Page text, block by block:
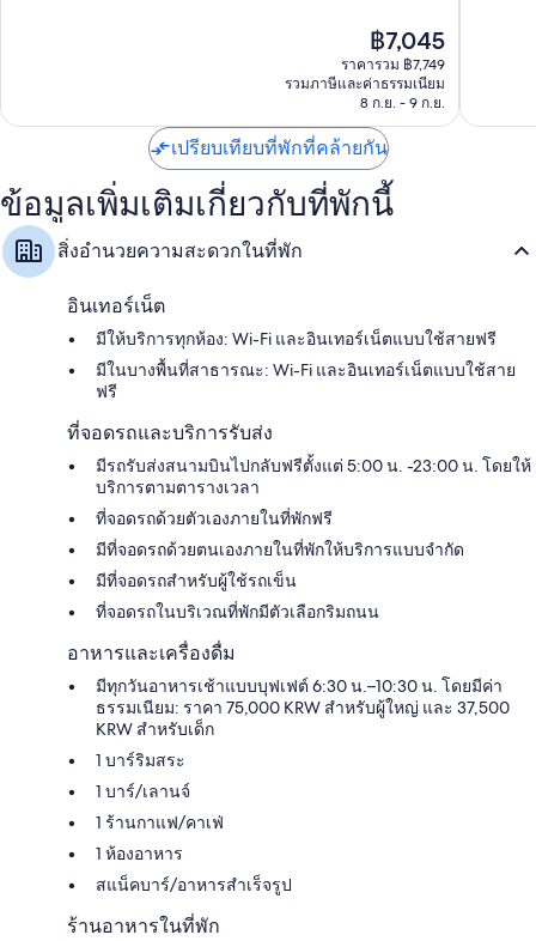
ราคา
ปัจจุบัน
คือ
฿7,045
฿7,045
ราคารวม ฿7,749
รวมภาษีและค่าธรรมเนียม
8 ก.ย. - 9 ก.ย.
เปรียบเทียบที่พักที่คล้ายกัน
ข้อมูลเพิ่มเติมเกี่ยวกับที่พักนี้
สิ่งอำนวยความสะดวกในที่พัก
อินเทอร์เน็ต
มีให้บริการทุกห้อง: Wi-Fi และอินเทอร์เน็ตแบบใช้สายฟรี
มีในบางพื้นที่สาธารณะ: Wi-Fi และอินเทอร์เน็ตแบบใช้สาย
ฟรี
ที่จอดรถและบริการรับส่ง
มีรถรับส่งสนามบินไปกลับฟรีตั้งแต่ 5:00 น. -23:00 น. โดยให้
บริการตามตารางเวลา
ที่จอดรถด้วยตัวเองภายในที่พักฟรี
มีที่จอดรถด้วยตนเองภายในที่พักให้บริการแบบจำกัด
มีที่จอดรถสำหรับผู้ใช้รถเข็น
ที่จอดรถในบริเวณที่พักมีตัวเลือกริมถนน
อาหารและเครื่องดื่ม
มีทุกวันอาหารเช้าแบบบุฟเฟต์ 6:30 น.–10:30 น. โดยมีค่า
ธรรมเนียม: ราคา 75,000 KRW สำหรับผู้ใหญ่ และ 37,500
KRW สำหรับเด็ก
1 บาร์ริมสระ
1 บาร์/เลานจ์
1 ร้านกาแฟ/คาเฟ่
1 ห้องอาหาร
สแน็คบาร์/อาหารสำเร็จรูป
ร้านอาหารในที่พัก